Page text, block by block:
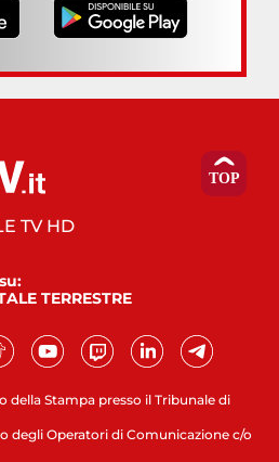
della Stampa presso il Tribunale di
degli Operatori di Comunicazione c/o
TV HD
TERRESTRE